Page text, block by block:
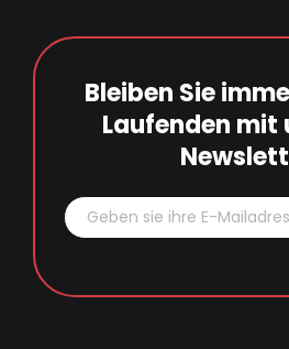
Bleiben Sie
Laufenden mit